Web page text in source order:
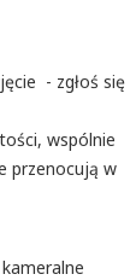
- zgłoś się
wspólnie
przenocują w